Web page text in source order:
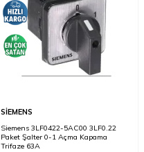
SİEMENS
Siemens 3LF0422-5AC00 3LF0.22
Paket Şalter 0-1 Açma Kapama
Trifaze 63A